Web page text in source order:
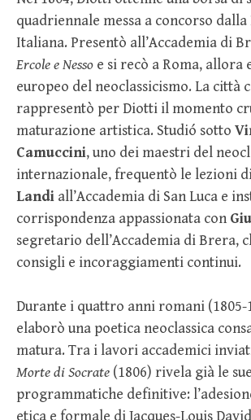
quadriennale messa a concorso dalla
Italiana. Presentò all’Accademia di
Ercole e Nesso e si recò a Roma, allora
europeo del neoclassicismo. La città
rappresentò per Diotti il momento
maturazione artistica. Studió sotto
Camuccini, uno dei maestri del
internazionale, frequentò le lezioni
Landi all’Accademia di San Luca e
corrispondenza appassionata con
segretario dell’Accademia di Brera,
consigli e incoraggiamenti continui.
Durante i quattro anni romani (1805-
elaborò una poetica neoclassica
matura. Tra i lavori accademici
Morte di Socrate (1806) rivela già le
programmatiche definitive:
etica e formale di Jacques-Louis